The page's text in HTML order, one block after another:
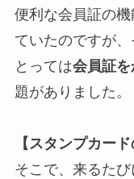
便利な会員証の
ていたのですが
とっては会員証
題がありました。
【スタンプカード
そこで、来るた